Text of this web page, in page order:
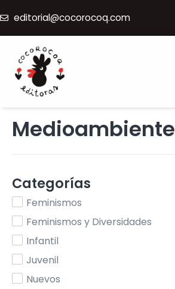
editorial@cocorocoq.com
Medioambiente
Categorías
Feminismos
Feminismos y Diversidades
Infantil
Juvenil
Nuevos